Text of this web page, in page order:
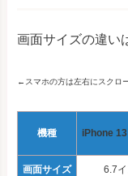
画面サイズの違い
←スマホの方は左右にスクロ
機種 iPhone
画面サイズ 6.7